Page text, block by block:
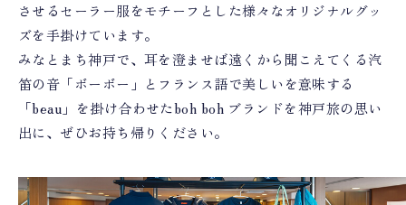
させるセーラー服をモチーフとした様々なオリジナルグッ
ズを手掛けています。
みなとまち神戸で、耳を澄ませば遠くから聞こえてくる汽
笛の音「ボーボー」とフランス語で美しいを意味する
「beau」を掛け合わせたboh boh ブランドを神戸旅の思い
出に、ぜひお持ち帰りください。